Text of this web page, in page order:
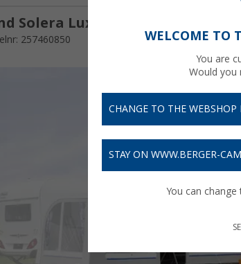
Solera Lux II omloopmaat 821-
257460850 WELCOME TO
You are
Would you
CHANGE TO THE WEBSHOP
STAY ON WWW.BERGER-
You can